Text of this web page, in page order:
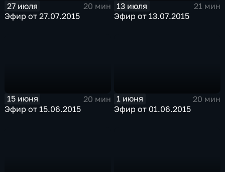
27 июля
20 мин
Эфир от 27.07.2015
13 июля
21 мин
Эфир от 13.07.2015
15 июня
20 мин
Эфир от 15.06.2015
1 июня
20 мин
Эфир от 01.06.2015